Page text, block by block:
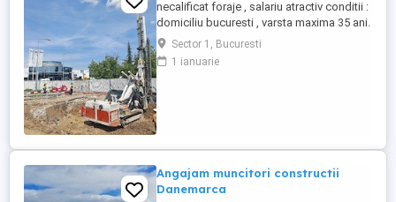
necalificat foraje , salariu atractiv conditii :
domiciliu bucuresti , varsta maxima 35 ani.
cautam seriozitate
Sector 1, Bucuresti
1 ianuarie
Angajam muncitori constructii
Danemarca